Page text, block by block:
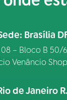
Brasília
– Bloco B 50/
Venâncio
de Janeiro